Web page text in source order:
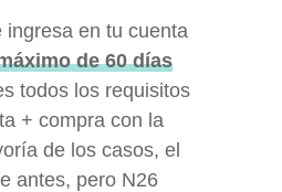
ingresa en tu cuenta
de 60 días
todos los requisitos
+ compra con la
de los casos, el
antes, pero N26